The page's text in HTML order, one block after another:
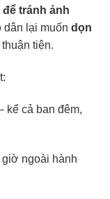
tránh ảnh
dân lại muốn dọn
tiện.
kể cả ban đêm,
giờ ngoài hành